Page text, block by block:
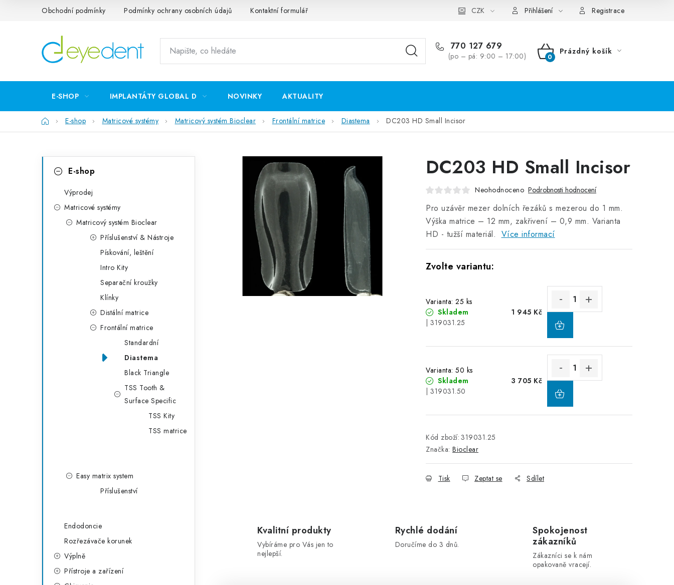
Obchodní podmínky Podmínky ochrany osobních údajů Kontaktní formulář CZK Přihlášení Registrace
770 127 679
(po – pá: 9:00 – 17:00)
NÁKUPNÍ
Prázdný košík
E-SHOP IMPLANTÁTY GLOBAL D NOVINKY AKTUALITY
DomůE-shop Matricové systémy Matricový systém Bioclear Frontální matrice Diastema DC203 HD Small Incisor
kategorieE-shop
Výprodej
Matricové systémy
Matricový systém Bioclear
Příslušenství & Nástroje
Pískování, leštění
Intro Kity
Separační kroužky
Klínky
Distální matrice
Frontální matrice
Standardní
Diastema
Black Triangle
TSS Tooth &
Surface Specific
TSS Kity
TSS matrice
Easy matrix system
Příslušenství
Endodoncie
Rozřezávače korunek
Výplně
Přístroje a zařízení
DC203 HD Small Incisor
Neohodnoceno Podrobnosti hodnocení
Pro uzávěr mezer dolních řezáků s mezerou do 1 mm.
Výška matrice – 12 mm, zakřivení – 0,9 mm. Varianta
HD - tužší materiál. Více informací
Varianta: 25 ks
Skladem
| 319031.25
1 945 Kč
Varianta: 50 ks
Skladem
| 319031.50
3 705 Kč
Kód zboží: 319031.25
Značka: Bioclear
Tisk Zeptat se Sdílet
Kvalitní produkty
Vybíráme pro Vás jen to
nejlepší.
Rychlé dodání
Doručíme do 3 dnů.
Spokojenost
zákazníků
Zákazníci se k nám
opakovaně vracejí.